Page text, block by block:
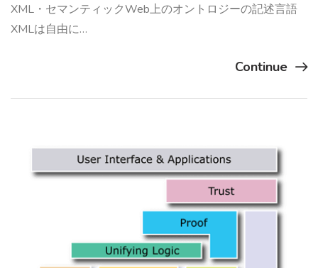
XML・セマンティックWeb上のオントロジーの記述言語
XMLは自由に…
Continue